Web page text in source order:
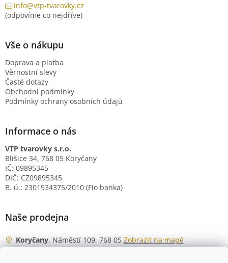
info@vtp-tvarovky.cz
(odpovíme co nejdříve)
Vše o nákupu
Doprava a platba
Věrnostní slevy
Časté dotazy
Obchodní podmínky
Podmínky ochrany osobních údajů
Informace o nás
VTP tvarovky s.r.o.
Blišice 34, 768 05 Koryčany
IČ: 09895345
DIČ: CZ09895345
B. ú.: 2301934375/2010 (Fio banka)
Naše prodejna
Koryčany, Náměstí 109, 768 05 Zobrazit na mapě